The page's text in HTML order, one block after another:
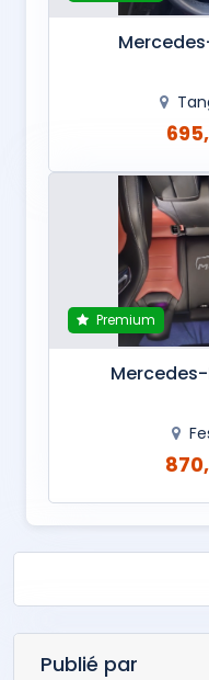
Premium
Mercedes-
Publié par